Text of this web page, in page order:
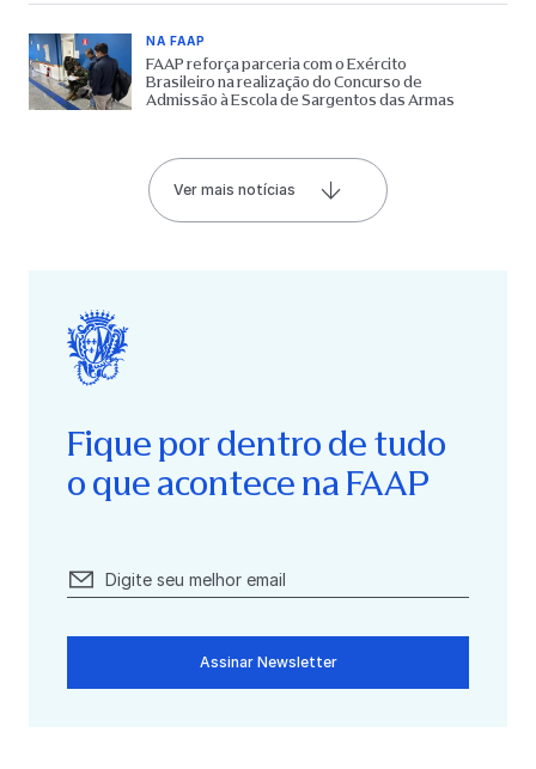
NA FAAP
FAAP reforça parceria com o Exército
Brasileiro na realização do Concurso de
Admissão à Escola de Sargentos das Armas
Ver mais notícias
Fique por dentro de tudo
o que acontece na FAAP
Assinar Newsletter